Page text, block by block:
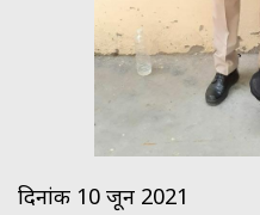
दिनांक 10 जून 2021